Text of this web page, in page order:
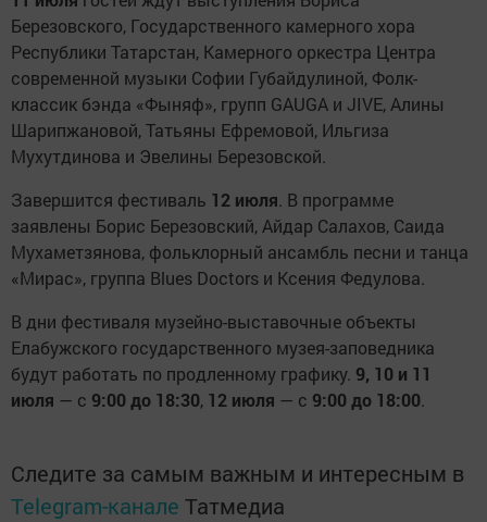
Березовского, Государственного камерного хора
Республики Татарстан, Камерного оркестра Центра
современной музыки Софии Губайдулиной, Фолк-
классик бэнда «Фыняф», групп GAUGA и JIVE, Алины
Шарипжановой, Татьяны Ефремовой, Ильгиза
Мухутдинова и Эвелины Березовской.
Завершится фестиваль 12 июля. В программе
заявлены Борис Березовский, Айдар Салахов, Саида
Мухаметзянова, фольклорный ансамбль песни и танца
«Мирас», группа Blues Doctors и Ксения Федулова.
В дни фестиваля музейно-выставочные объекты
Елабужского государственного музея-заповедника
будут работать по продленному графику. 9, 10 и 11
июля — с 9:00 до 18:30, 12 июля — с 9:00 до 18:00.
Следите за самым важным и интересным в
Telegram-канале Татмедиа